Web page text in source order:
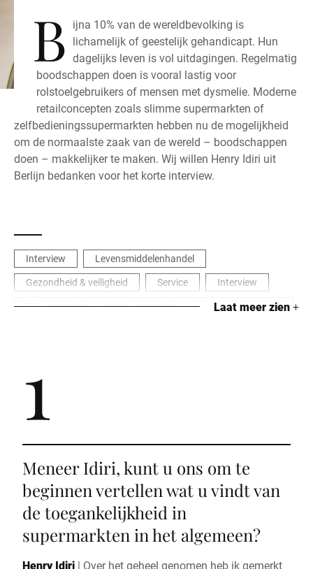
B ijna 10% van de wereldbevolking is
lichamelijk of geestelijk gehandicapt. Hun
dagelijks leven is vol uitdagingen. Regelmatig
boodschappen doen is vooral lastig voor
rolstoelgebruikers of mensen met dysmelie. Moderne
retailconcepten zoals slimme supermarkten of
zelfbedieningssupermarkten hebben nu de mogelijkheid
om de normaalste zaak van de wereld – boodschappen
doen – makkelijker te maken. Wij willen Henry Idiri uit
Berlijn bedanken voor het korte interview.
Interview
Levensmiddelenhandel
Gezondheid & veiligheid
Service
Interview
PC weegschaal / Winkelweegschaal /
Laat meer zien+
1
Meneer Idiri, kunt u ons om te
beginnen vertellen wat u vindt van
de toegankelijkheid in
supermarkten in het algemeen?
Henry Idiri | Over het geheel genomen heb ik gemerkt